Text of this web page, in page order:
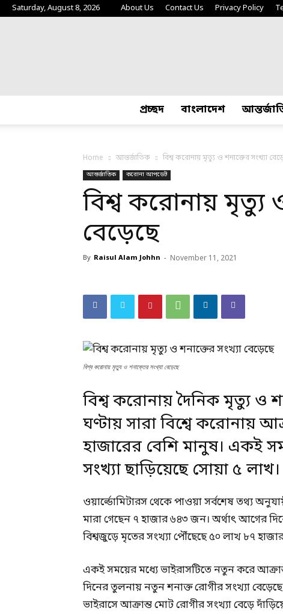
Saturday, August 8, 2026 About Us Contact Us Privacy Policy
প্রচ্ছদ বাংলাদেশ
Home আন্তর্জাতিক বিশ্ব করোনায় মৃত্যু ও শনাক্তের সংখ্যা
আন্তর্জাতিক করোনা আপডেট
বিশ্ব করোনায় মৃত্যু
বেড়েছে
By Raisul Alam Johhn - November 11, 2021
বিশ্ব করোনায় মৃত্যু ও শনাক্তের সংখ্যা বেড়েছে
বিশ্ব করোনায় দৈনিক মৃত্যু ও
ঘণ্টায় সারা বিশ্বে করোনায়
হাজারের বেশি মানুষ। একই
সংখ্যা ছাড়িয়েছে সোয়া ৫ লাখ।
ওয়ার্ল্ডোমিটারস থেকে পাওয়া সর্বশেষ তথ্য
মারা গেছেন ৭ হাজার ৬৪৩ জন। অর্থাৎ আগের
বিশ্বজুড়ে মৃতের সংখ্যা পৌঁছেছে ৫০ লাখ ৮৭
একই সময়ের মধ্যে ভাইরাসটিতে নতুন করে
দিনের তুলনায় নতুন শনাক্ত রোগীর সংখ্যা
ভাইরাসে আক্রান্ত মোট রোগীর সংখ্যা বেড়ে